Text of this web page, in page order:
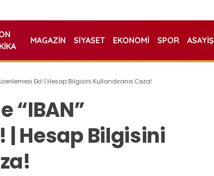
MAGAZIN SIYASET EKONOMI SPOR ASAYIŞ
Eki! | Hesap Bilgisini Kullandırana Ceza!
“IBAN”
| Hesap Bilgisini